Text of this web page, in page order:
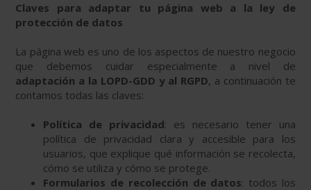
Claves para adaptar tu página web a la ley de
protección de datos
La página web es uno de los aspectos de nuestro negocio
que debemos cuidar especialmente a nivel de
adaptación a la LOPD-GDD y al RGPD, a continuación te
contamos todas las claves:
Política de privacidad: es necesario tener una
política de privacidad clara y accesible para los
usuarios, que explique qué información se recolecta,
cómo se utiliza y cómo se protege.
Formularios de recolección de datos: todos los